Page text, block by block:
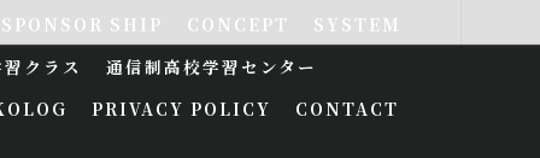
SPONSOR SHIP CONCEPT
SYSTEM
クラス
通信制高校学習センター
PRIVACY POLICY
CONTACT